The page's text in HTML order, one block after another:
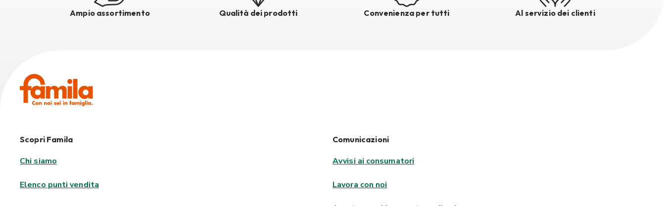
Ampio assortimento Qualità dei prodotti Convenienza per tutti Al servizio dei clienti
Scopri Famila
Chi siamo
Elenco punti vendita
Comunicazioni
Avvisi ai consumatori
Lavora con noi